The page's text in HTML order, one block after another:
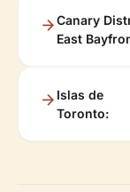
Canary
East
Islas de
Toronto: